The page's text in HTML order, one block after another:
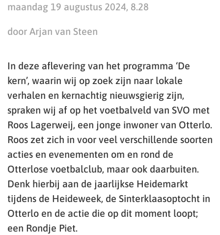
maandag 19 augustus 2024, 8.28
door Arjan van Steen
In deze aflevering van het programma ‘De
kern’, waarin wij op zoek zijn naar lokale
verhalen en kernachtig nieuwsgierig zijn,
spraken wij af op het voetbalveld van SVO met
Roos Lagerweij, een jonge inwoner van Otterlo.
Roos zet zich in voor veel verschillende soorten
acties en evenementen om en rond de
Otterlose voetbalclub, maar ook daarbuiten.
Denk hierbij aan de jaarlijkse Heidemarkt
tijdens de Heideweek, de Sinterklaasoptocht in
Otterlo en de actie die op dit moment loopt;
een Rondje Piet.